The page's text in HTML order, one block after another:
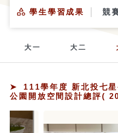
學生學習成果 競
大一 大二
111學年度 新北投七
公園開放空間設計總評(